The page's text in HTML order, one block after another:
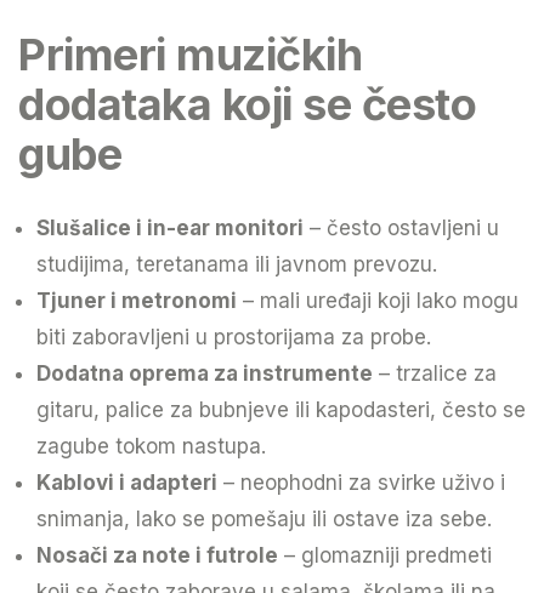
Primeri muzičkih
dodataka koji se često
gube
Slušalice i in-ear monitori – često ostavljeni u
studijima, teretanama ili javnom prevozu.
Tjuner i metronomi – mali uređaji koji lako mogu
biti zaboravljeni u prostorijama za probe.
Dodatna oprema za instrumente – trzalice za
gitaru, palice za bubnjeve ili kapodasteri, često se
zagube tokom nastupa.
Kablovi i adapteri – neophodni za svirke uživo i
snimanja, lako se pomešaju ili ostave iza sebe.
Nosači za note i futrole – glomazniji predmeti